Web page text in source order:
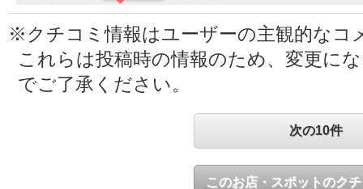
※クチコミ情報はユーザーの主観的なコ
これらは投稿時の情報のため、変更に
でご了承ください。
次の10件
このお店・スポットのク